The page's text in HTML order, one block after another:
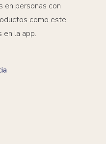
en personas con
como este
en la app.